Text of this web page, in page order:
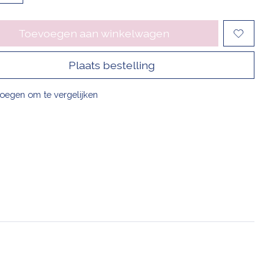
Toevoegen aan winkelwagen
Plaats bestelling
om te vergelijken